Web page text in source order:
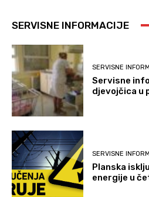
SERVISNE INFORMACIJE
SERVISNE
Servisne
djevojčica u
SERVISNE
Planska
energije u